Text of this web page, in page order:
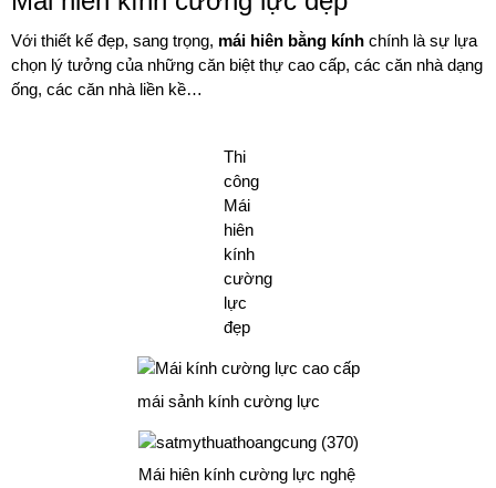
Với thiết kế đẹp, sang trọng, mái hiên bằng kính chính là sự lựa
chọn lý tưởng của những căn biệt thự cao cấp, các căn nhà dạng
ống, các căn nhà liền kề…
Thi
công
Mái
hiên
kính
cường
lực
đẹp
mái sảnh kính cường lực
Mái hiên kính cường lực nghệ